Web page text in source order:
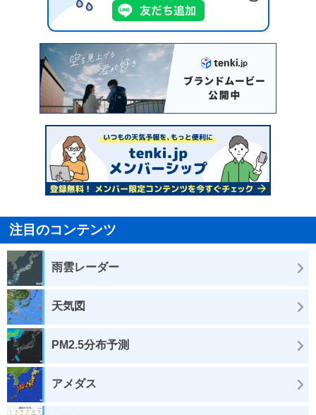
注目のコンテンツ
雨雲レーダー
天気図
PM2.5分布予測
アメダス